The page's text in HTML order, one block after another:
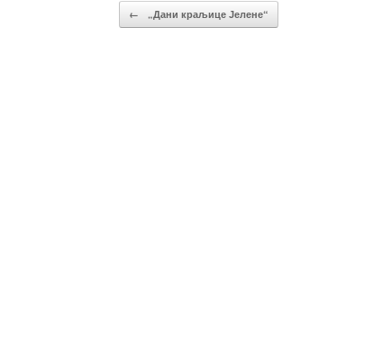
Кретање чланака
← „Дани краљице Јелене“